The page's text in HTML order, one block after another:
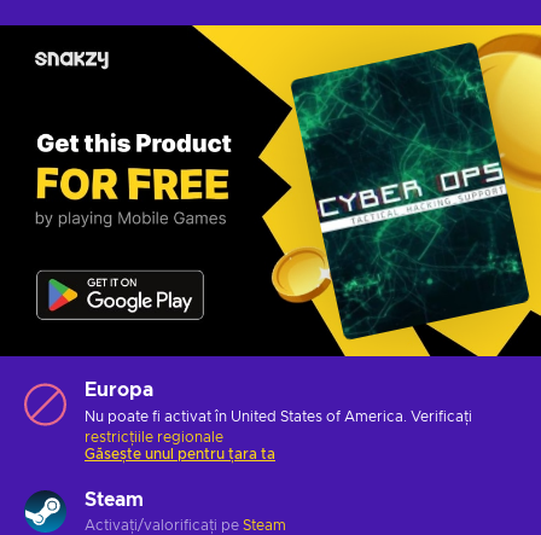
Europa
Nu poate fi activat în United States of America. Verificați
restricțiile regionale
Găsește unul pentru țara ta
Steam
Activați/valorificați pe Steam